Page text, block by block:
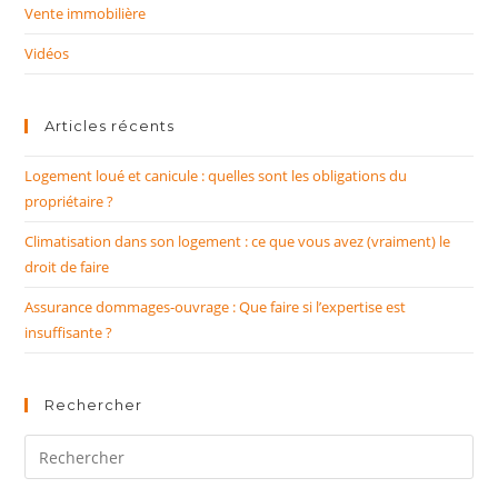
Vente immobilière
Vidéos
Articles récents
Logement loué et canicule : quelles sont les obligations du
propriétaire ?
Climatisation dans son logement : ce que vous avez (vraiment) le
droit de faire
Assurance dommages-ouvrage : Que faire si l’expertise est
insuffisante ?
Rechercher
Rechercher
sur